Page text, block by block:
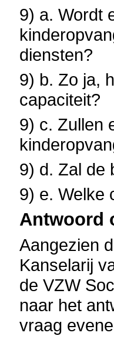
9) a. Wordt
diensten?
9) b. Zo ja,
capaciteit?
9) c. Zullen
9) d. Zal de
9) e. Welke
Antwoord
Aangezien
Kanselarij
de VZW
naar het
vraag